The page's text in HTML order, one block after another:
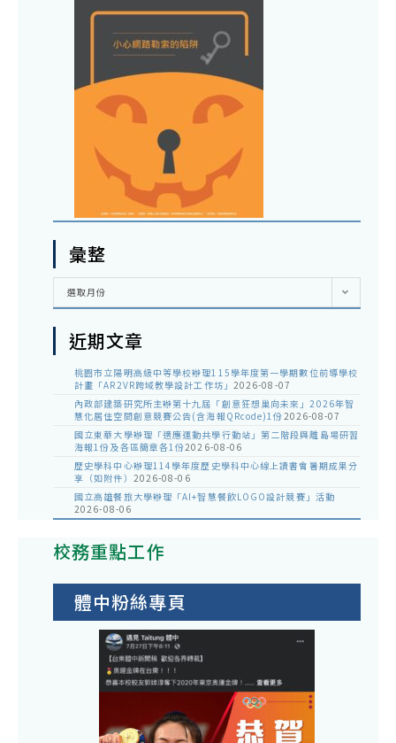
彙整
彙
選取月份
近期文章
桃園市立陽明高級中等學校辦理115學年度第一學期數位前導學校
計畫「AR2VR跨域教學設計工作坊」 2026-08-07
內政部建築研究所主辦第十九屆「創意狂想巢向未來」2026年智
慧化居住空間創意競賽公告(含海報QRcode)1份2026-08-07
國立東華大學辦理「適應運動共學行動站」第二階段與離島場研習
海報1份及各區簡章各1份2026-08-06
歷史學科中心辦理114學年度歷史學科中心線上讀書會暑期成果分
享（如附件） 2026-08-06
國立高雄餐旅大學辦理「AI+智慧餐飲LOGO設計競賽」活動
2026-08-06
校務重點工作
體中粉絲專頁